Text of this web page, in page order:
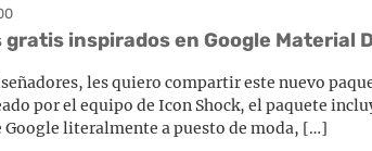
inspirados en Google Material
les quiero compartir este nuevo
por el equipo de Icon Shock, el paquete
Google literalmente a puesto de moda, […]